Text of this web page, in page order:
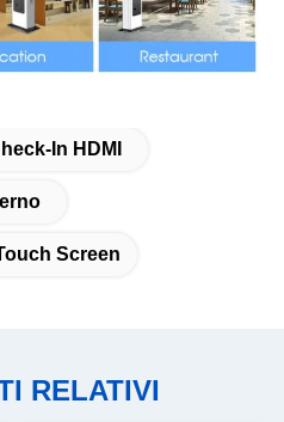
In HDMI
Screen
RELATIVI